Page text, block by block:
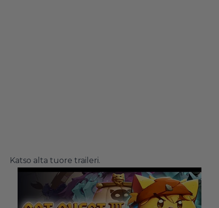
Katso alta tuore traileri.